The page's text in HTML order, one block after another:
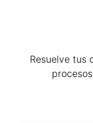
Resuelve tus